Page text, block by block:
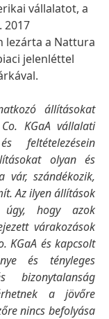
vállalatot, a
2017
lezárta a Nattura
jelenléttel
állításokat
KGaA vállalati
feltételezésein
olyan és
vár, szándékozik,
Az ilyen állítások
úgy, hogy azok
várakozások
KGaA és kapcsolt
és tényleges
bizonytalanság
a jövőre
nincs befolyása